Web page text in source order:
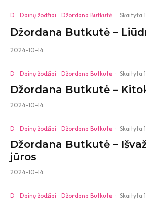
D Dainų žodžiai Džordana Butkutė · Skaityta
Džordana Butkutė –
2024-10-14
D Dainų žodžiai Džordana Butkutė · Skaityta
Džordana Butkutė –
2024-10-14
D Dainų žodžiai Džordana Butkutė · Skaityta
Džordana Butkutė –
jūros
2024-10-14
D Dainų žodžiai Džordana Butkutė · Skaityta